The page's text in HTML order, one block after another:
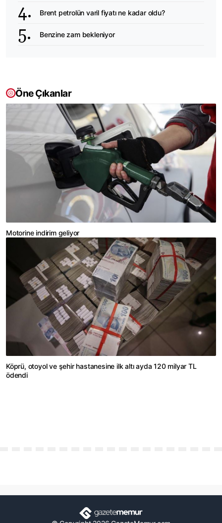
Brent petrolün varil fiyatı ne kadar oldu?
Benzine zam bekleniyor
Öne Çıkanlar
Motorine indirim geliyor
Köprü, otoyol ve şehir hastanesine ilk altı ayda 120 milyar TL
ödendi